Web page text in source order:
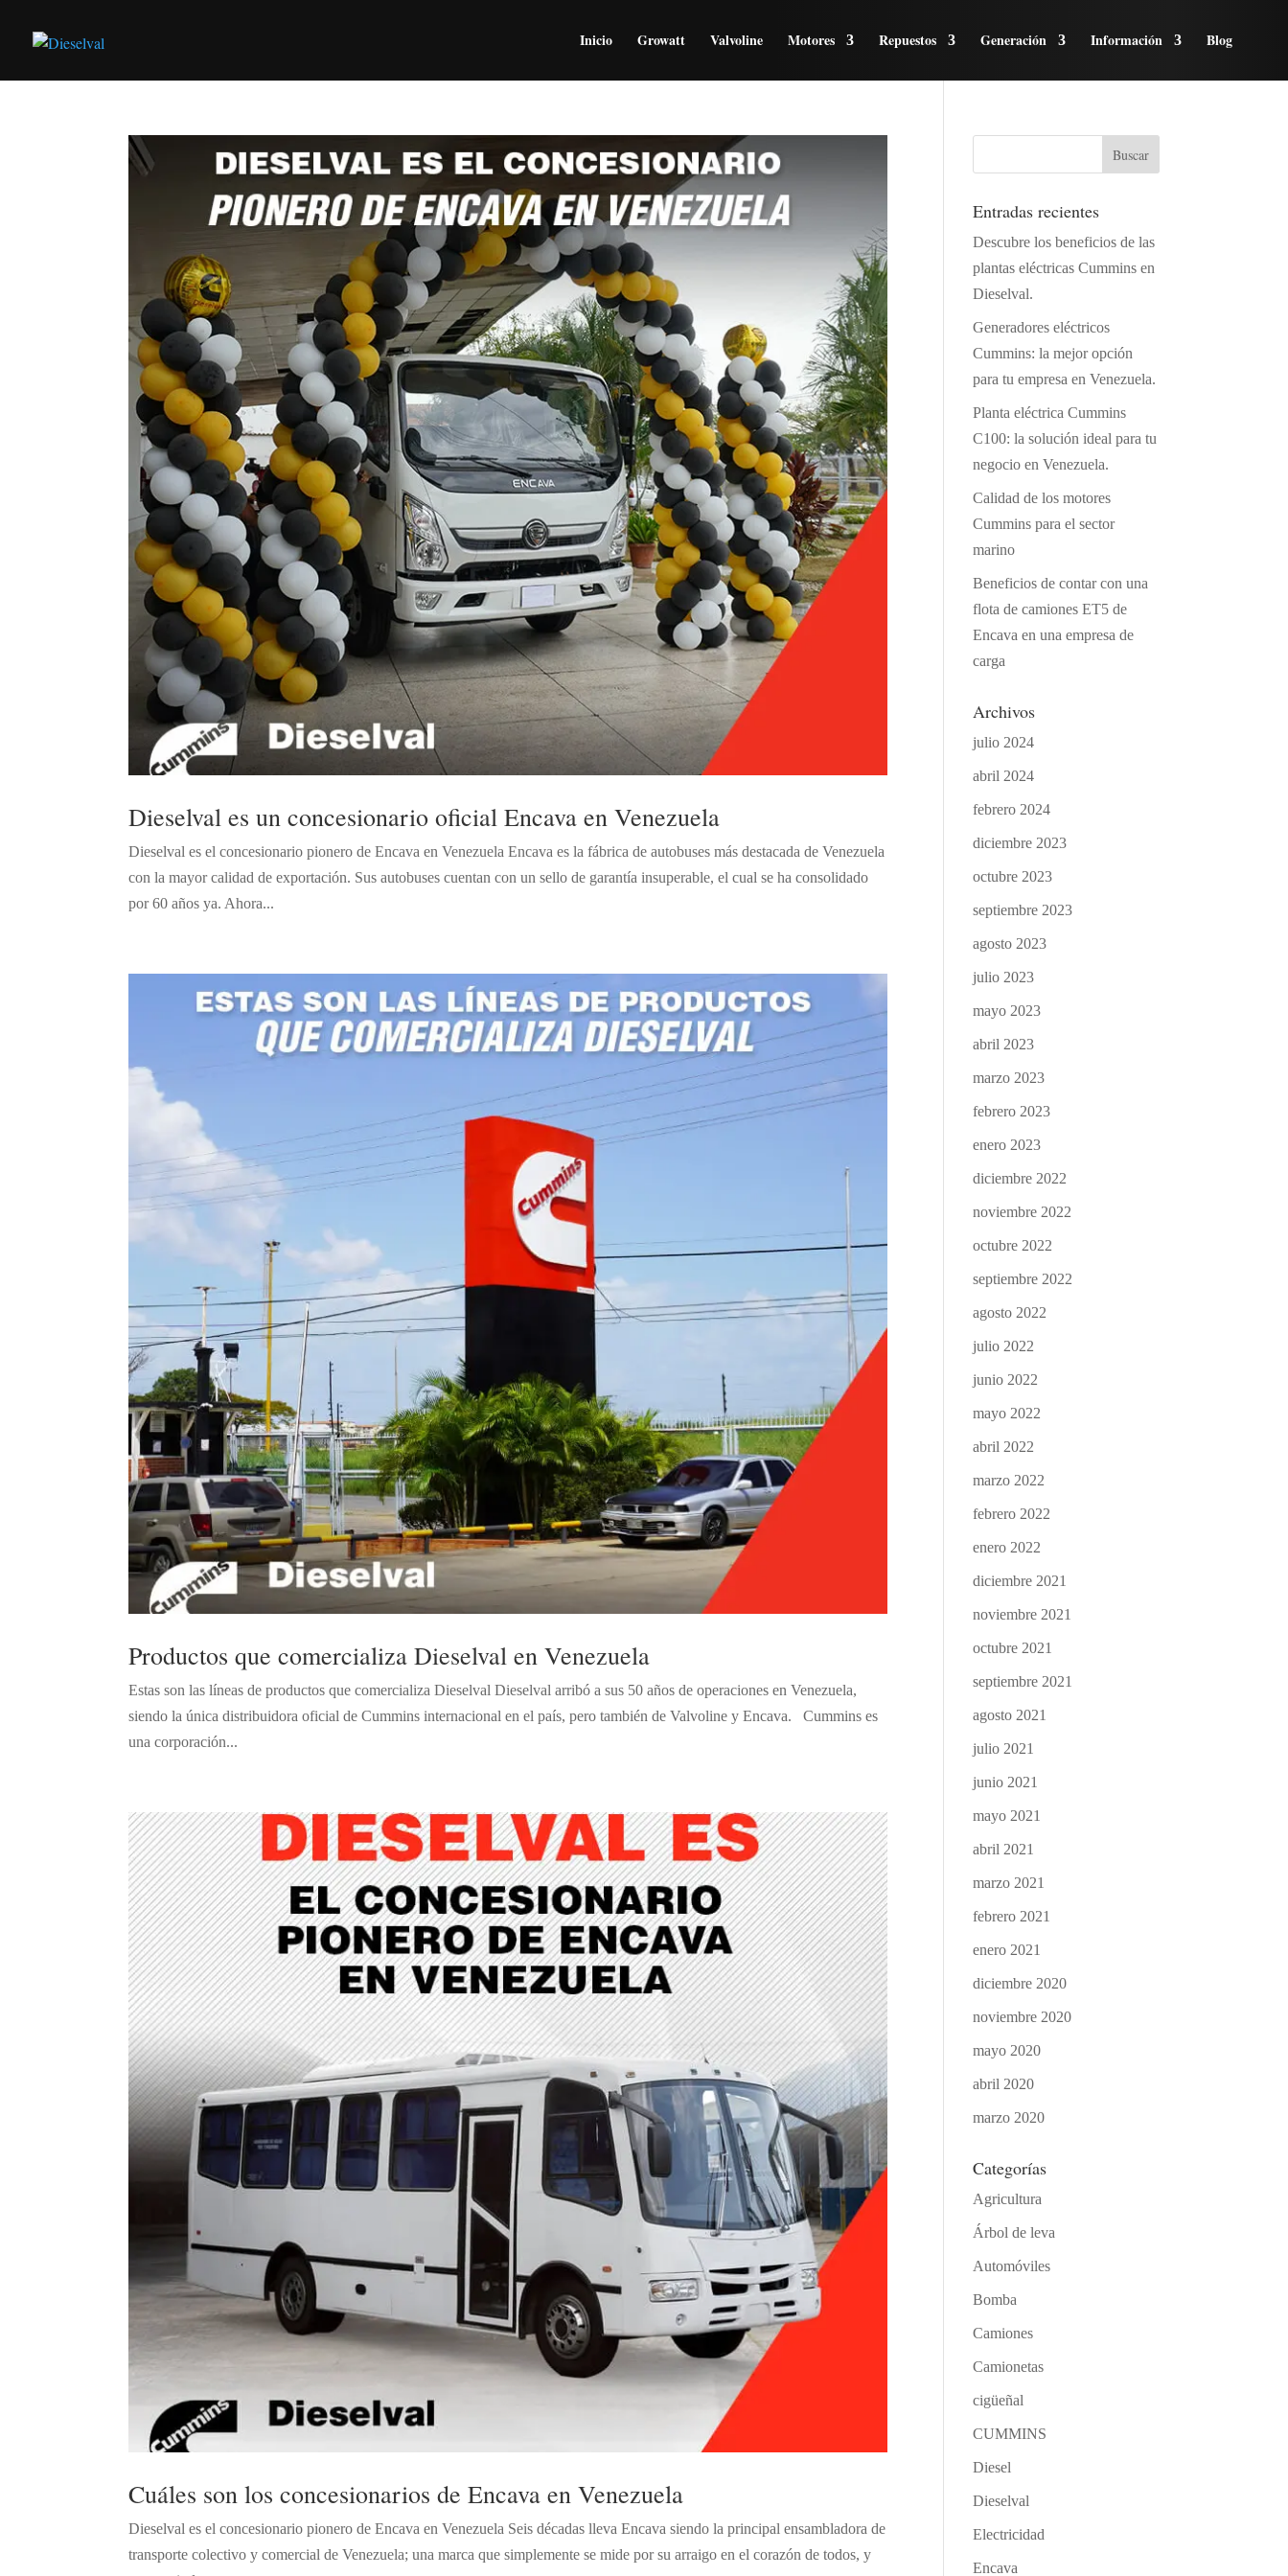
Inicio Growatt Valvoline Motores Repuestos Generación Información Blog
Dieselval es un concesionario oficial Encava en Venezuela
Dieselval es el concesionario pionero de Encava en Venezuela Encava es la fábrica de autobuses más destacada de Venezuela
con la mayor calidad de exportación. Sus autobuses cuentan con un sello de garantía insuperable, el cual se ha consolidado
por 60 años ya. Ahora...
Productos que comercializa Dieselval en Venezuela
Estas son las líneas de productos que comercializa Dieselval Dieselval arribó a sus 50 años de operaciones en Venezuela,
siendo la única distribuidora oficial de Cummins internacional en el país, pero también de Valvoline y Encava. Cummins es
una corporación...
Cuáles son los concesionarios de Encava en Venezuela
Dieselval es el concesionario pionero de Encava en Venezuela Seis décadas lleva Encava siendo la principal ensambladora de
transporte colectivo y comercial de Venezuela; una marca que simplemente se mide por su arraigo en el corazón de todos, y
Entradas recientes
Descubre los beneficios de las
plantas eléctricas Cummins en
Dieselval.
Generadores eléctricos
Cummins: la mejor opción
para tu empresa en Venezuela.
Planta eléctrica Cummins
C100: la solución ideal para tu
negocio en Venezuela.
Calidad de los motores
Cummins para el sector
marino
Beneficios de contar con una
flota de camiones ET5 de
Encava en una empresa de
carga
Archivos
julio 2024
abril 2024
febrero 2024
diciembre 2023
octubre 2023
septiembre 2023
agosto 2023
julio 2023
mayo 2023
abril 2023
marzo 2023
febrero 2023
enero 2023
diciembre 2022
noviembre 2022
octubre 2022
septiembre 2022
agosto 2022
julio 2022
junio 2022
mayo 2022
abril 2022
marzo 2022
febrero 2022
enero 2022
diciembre 2021
noviembre 2021
octubre 2021
septiembre 2021
agosto 2021
julio 2021
junio 2021
mayo 2021
abril 2021
marzo 2021
febrero 2021
enero 2021
diciembre 2020
noviembre 2020
mayo 2020
abril 2020
marzo 2020
Categorías
Agricultura
Árbol de leva
Automóviles
Bomba
Camiones
Camionetas
cigüeñal
CUMMINS
Diesel
Dieselval
Electricidad
Encava